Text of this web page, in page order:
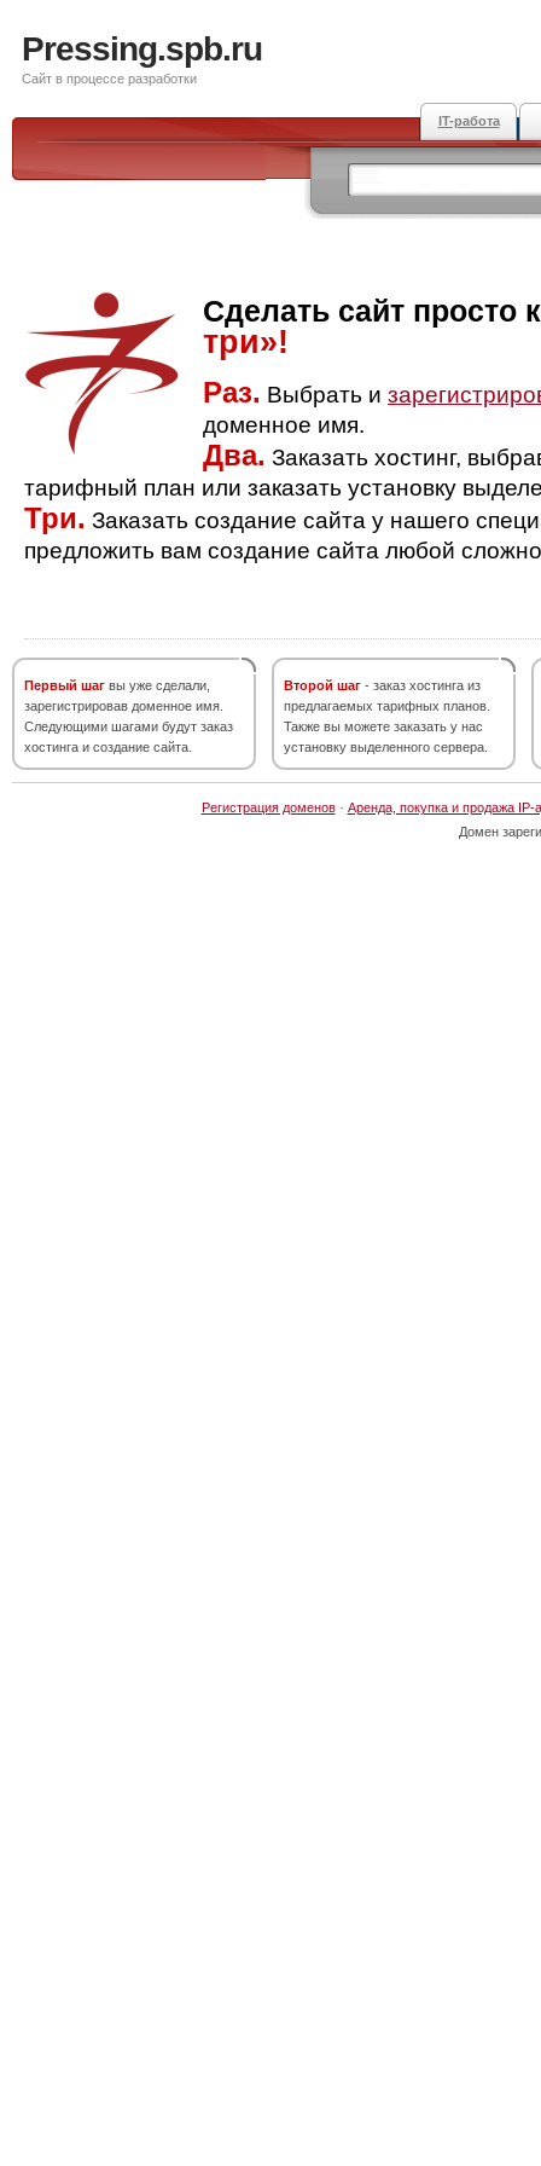
Pressing.spb.ru
Сайт в процессе разработки
IT-работа
Сделать сайт просто
три»!
Раз. Выбрать и
доменное имя.
Два. Заказать хостинг,
тарифный план или заказать установку
Три. Заказать создание сайта у нашего
предложить вам создание сайта любой
Первый шаг вы уже сделали,
зарегистрировав доменное имя.
Следующими шагами будут заказ
хостинга и создание сайта.
Второй шаг - заказ хостинга из
предлагаемых тарифных планов.
Также вы можете заказать у нас
установку выделенного сервера.
Регистрация доменов· Аренда, покупка и продажа IP-
Домен